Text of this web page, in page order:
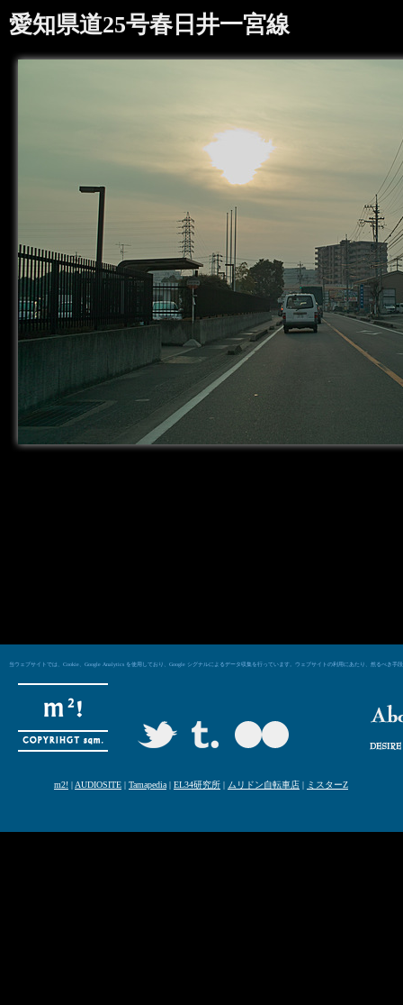
愛知県道25号春日井一宮線
当ウェブサイトでは、Cookie、Google Analytics を使用しており、Google シグナルによるデータ収集を行っています。ウェブサイトの利用にあたり、然るべき
m2! | AUDIOSITE | Tamapedia | EL34研究所 | ムリドン自転車店 | ミスターZ